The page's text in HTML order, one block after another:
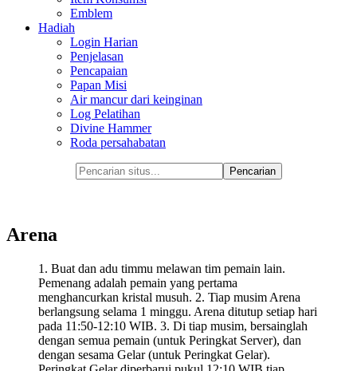
Emblem
Hadiah
Login Harian
Penjelasan
Pencapaian
Papan Misi
Air mancur dari keinginan
Log Pelatihan
Divine Hammer
Roda persahabatan
Arena
1. Buat dan adu timmu melawan tim pemain lain.
Pemenang adalah pemain yang pertama
menghancurkan kristal musuh. 2. Tiap musim Arena
berlangsung selama 1 minggu. Arena ditutup setiap hari
pada 11:50-12:10 WIB. 3. Di tiap musim, bersainglah
dengan semua pemain (untuk Peringkat Server), dan
dengan sesama Gelar (untuk Peringkat Gelar).